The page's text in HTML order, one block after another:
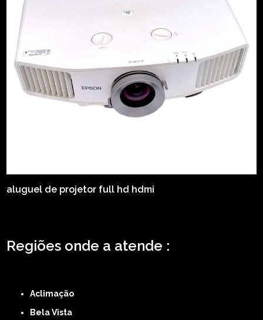
aluguel de projetor full hd hdmi
Regiões onde a atende :
Aclimação
Bela Vista